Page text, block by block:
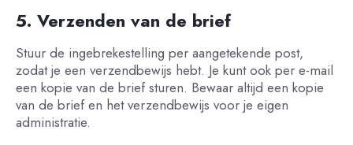
5. Verzenden van de brief
Stuur de ingebrekestelling per aangetekende post,
zodat je een verzendbewijs hebt. Je kunt ook per e-mail
een kopie van de brief sturen. Bewaar altijd een kopie
van de brief en het verzendbewijs voor je eigen
administratie.